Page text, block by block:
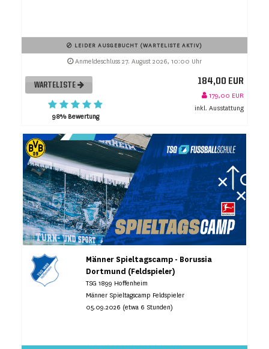
LEIDER AUSGEBUCHT (WARTELISTE AKTIV)
Anmeldeschluss 27. August 2026, 10:00 Uhr
WARTELISTE
98% Bewertung
184,00 EUR
179,00 EUR
inkl. Ausstattung
Männer Spieltagscamp - Borussia
Dortmund (Feldspieler)
TSG 1899 Hoffenheim
Männer Spieltagscamp Feldspieler
05.09.2026 (etwa 6 Stunden)